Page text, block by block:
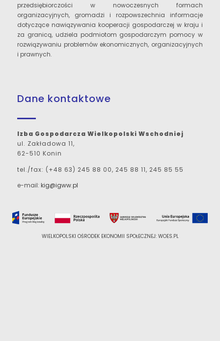
przedsiębiorczości w nowoczesnych formach
organizacyjnych, gromadzi i rozpowszechnia informacje
dotyczące nawiązywania kooperacji gospodarczej w kraju i
za granicą, udziela podmiotom gospodarczym pomocy w
rozwiązywaniu problemów ekonomicznych, organizacyjnych
i prawnych.
Dane kontaktowe
Izba Gospodarcza Wielkopolski Wschodniej
ul. Zakładowa 11,
62-510 Konin
tel./fax: (+48 63) 245 88 00, 245 88 11, 245 85 55
e-mail: kig@igww.pl
WIELKOPOLSKI OŚRODEK EKONOMII SPOŁECZNEJ: WOES.PL